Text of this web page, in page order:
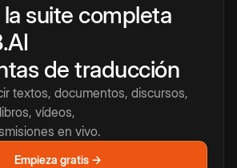
suite completa
de traducción
textos, documentos, discursos,
vídeos,
en vivo.
Empieza gratis →